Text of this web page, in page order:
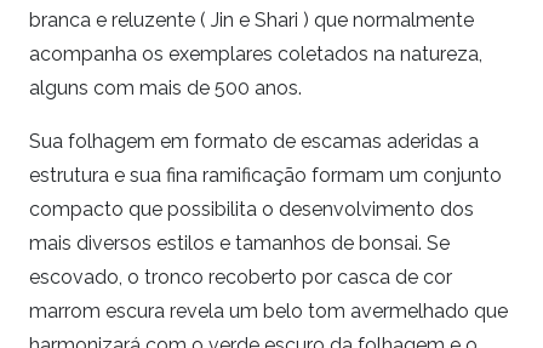
branca e reluzente ( Jin e Shari ) que normalmente
acompanha os exemplares coletados na natureza,
alguns com mais de 500 anos.
Sua folhagem em formato de escamas aderidas a
estrutura e sua fina ramificação formam um conjunto
compacto que possibilita o desenvolvimento dos
mais diversos estilos e tamanhos de bonsai. Se
escovado, o tronco recoberto por casca de cor
marrom escura revela um belo tom avermelhado que